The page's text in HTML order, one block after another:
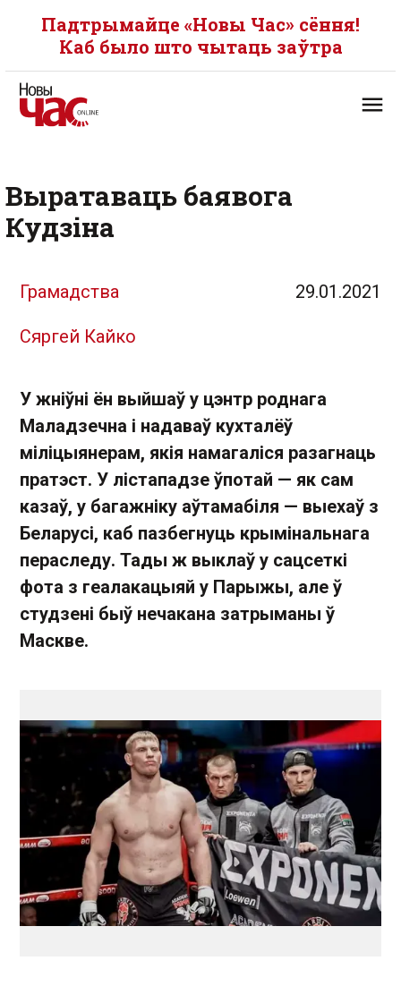
Падтрымайце «Новы Час» сёння!
Каб было што чытаць заўтра
Выратаваць баявога
Кудзіна
Грамадства 29.01.2021
Сяргей Кайко
У жніўні ён выйшаў у цэнтр роднага
Маладзечна і надаваў кухталёў
міліцыянерам, якія намагаліся разагнаць
пратэст. У лістападзе ўпотай — як сам
казаў, у багажніку аўтамабіля — выехаў з
Беларусі, каб пазбегнуць крымінальнага
пераследу. Тады ж выклаў у сацсеткі
фота з геалакацыяй у Парыжы, але ў
студзені быў нечакана затрыманы ў
Маскве.